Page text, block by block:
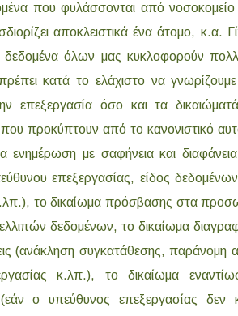
που φυλάσσονται από νοσοκομείο
αποκλειστικά ένα άτομο, κ.α.
όλων μας κυκλοφορούν
κατά το ελάχιστο να
επεξεργασία όσο και τα
προκύπτουν από το κανονιστικό
ενημέρωση με σαφήνεια και
επεξεργασίας, είδος
το δικαίωμα πρόσβασης στα
δεδομένων, το δικαίωμα
(ανάκληση συγκατάθεσης, παράνομη
κ.λπ.), το δικαίωμα
ο υπεύθυνος επεξεργασίας δεν